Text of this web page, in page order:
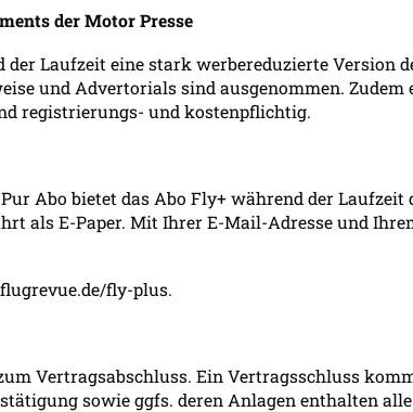
der Motor Presse
Laufzeit eine stark werbereduzierte Version
und Advertorials sind ausgenommen.
registrierungs- und kostenpflichtig.
Abo bietet das Abo Fly+ während der Laufzeit
als E-Paper. Mit Ihrer E-Mail-Adresse und
fly-plus.
Vertragsabschluss. Ein Vertragsschluss
sowie ggfs. deren Anlagen enthalten